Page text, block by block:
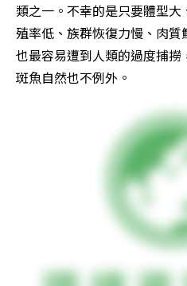
類之一。不幸的是只要體型
殖率低、族群恢復力慢、肉質
也最容易遭到人類的過度捕
斑魚自然也不例外。